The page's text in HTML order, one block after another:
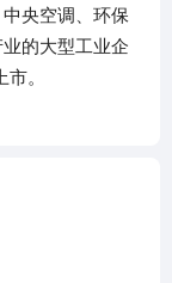
央空调、环保
的大型工业企
。
争力30佳、中
企业。
级科技创新平
公司承担16项国